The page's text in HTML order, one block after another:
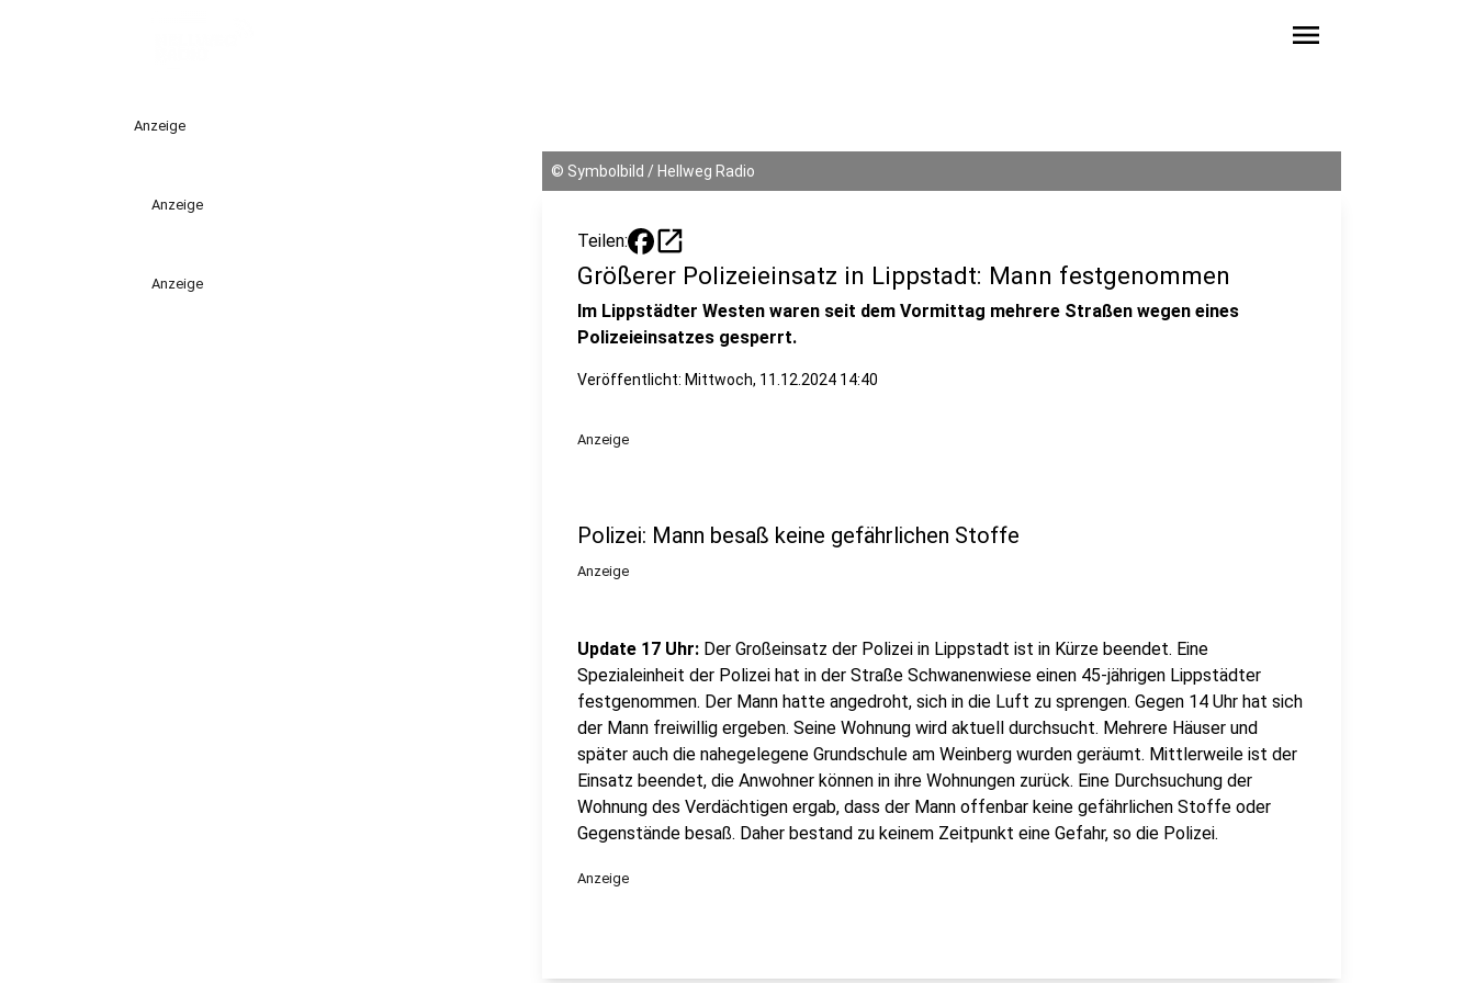
menu
Anzeige
Anzeige
Anzeige
© Symbolbild / Hellweg Radio
Teilen: open_in_new
Größerer Polizeieinsatz in Lippstadt: Mann festgenommen
Im Lippstädter Westen waren seit dem Vormittag mehrere Straßen wegen eines
Polizeieinsatzes gesperrt.
Veröffentlicht: Mittwoch, 11.12.2024 14:40
Anzeige
Polizei: Mann besaß keine gefährlichen Stoffe
Anzeige
Update 17 Uhr: Der Großeinsatz der Polizei in Lippstadt ist in Kürze beendet. Eine
Spezialeinheit der Polizei hat in der Straße Schwanenwiese einen 45-jährigen Lippstädter
festgenommen. Der Mann hatte angedroht, sich in die Luft zu sprengen. Gegen 14 Uhr hat sich
der Mann freiwillig ergeben. Seine Wohnung wird aktuell durchsucht. Mehrere Häuser und
später auch die nahegelegene Grundschule am Weinberg wurden geräumt. Mittlerweile ist der
Einsatz beendet, die Anwohner können in ihre Wohnungen zurück. Eine Durchsuchung der
Wohnung des Verdächtigen ergab, dass der Mann offenbar keine gefährlichen Stoffe oder
Gegenstände besaß. Daher bestand zu keinem Zeitpunkt eine Gefahr, so die Polizei.
Anzeige